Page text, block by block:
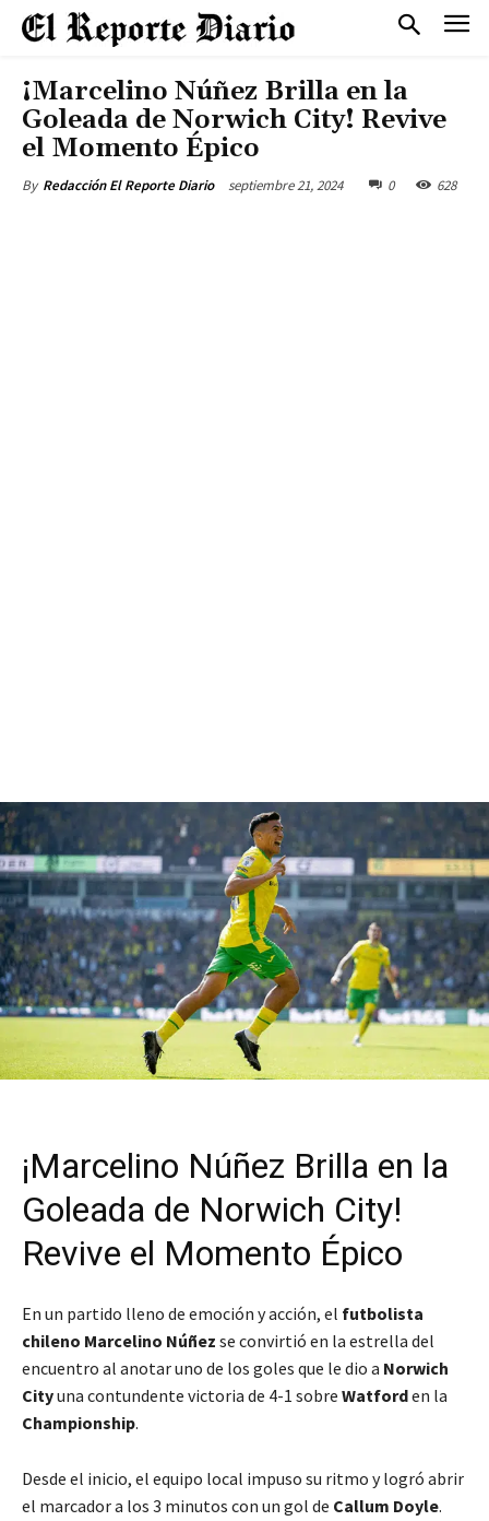
¡Marcelino Núñez Brilla en la
Goleada de Norwich City! Revive
el Momento Épico
By Redacción El Reporte Diario septiembre 21, 2024 0 628
¡Marcelino Núñez Brilla en la
Goleada de Norwich City!
Revive el Momento Épico
En un partido lleno de emoción y acción, el futbolista
chileno Marcelino Núñez se convirtió en la estrella del
encuentro al anotar uno de los goles que le dio a Norwich
Cityuna contundente victoria de 4-1 sobre Watforden la
Championship.
Desde el inicio, el equipo local impuso su ritmo y logró abrir
el marcador a los 3 minutos con un gol de Callum Doyle.